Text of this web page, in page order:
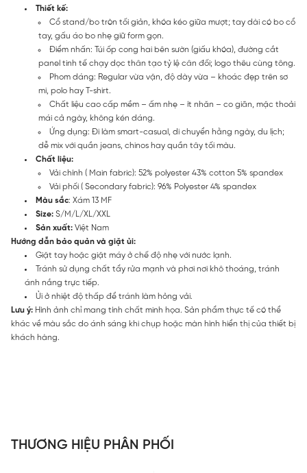
Thiết kế:
Cổ stand/bo tròn tối giản, khóa kéo giữa mượt; tay dài có bo cổ
tay, gấu áo bo nhẹ giữ form gọn.
Điểm nhấn: Túi ốp cong hai bên sườn (giấu khóa), đường cắt
panel tinh tế chạy dọc thân tạo tỷ lệ cân đối; logo thêu cùng tông.
Phom dáng: Regular vừa vặn, độ dày vừa – khoác đẹp trên sơ
mi, polo hay T-shirt.
Chất liệu cao cấp mềm – ấm nhẹ – ít nhăn – co giãn, mặc thoải
mái cả ngày, không kén dáng.
Ứng dụng: Đi làm smart-casual, di chuyển hằng ngày, du lịch;
dễ mix với quần jeans, chinos hay quần tây tối màu.
Chất liệu:
Vải chính ( Main fabric): 52% polyester 43% cotton 5% spandex
Vải phối ( Secondary fabric): 96% Polyester 4% spandex
Màu sắc: Xám 13 MF
Size: S/M/L/XL/XXL
Sản xuất: Việt Nam
Hướng dẫn bảo quản và giặt ủi:
Giặt tay hoặc giặt máy ở chế độ nhẹ với nước lạnh.
Tránh sử dụng chất tẩy rửa mạnh và phơi nơi khô thoáng, tránh
ánh nắng trực tiếp.
Ủi ở nhiệt độ thấp để tránh làm hỏng vải.
Lưu ý: Hình ảnh chỉ mang tính chất minh họa. Sản phẩm thực tế có thể
khác về màu sắc do ánh sáng khi chụp hoặc màn hình hiển thị của thiết bị
khách hàng.
THƯƠNG HIỆU PHÂN PHỐI